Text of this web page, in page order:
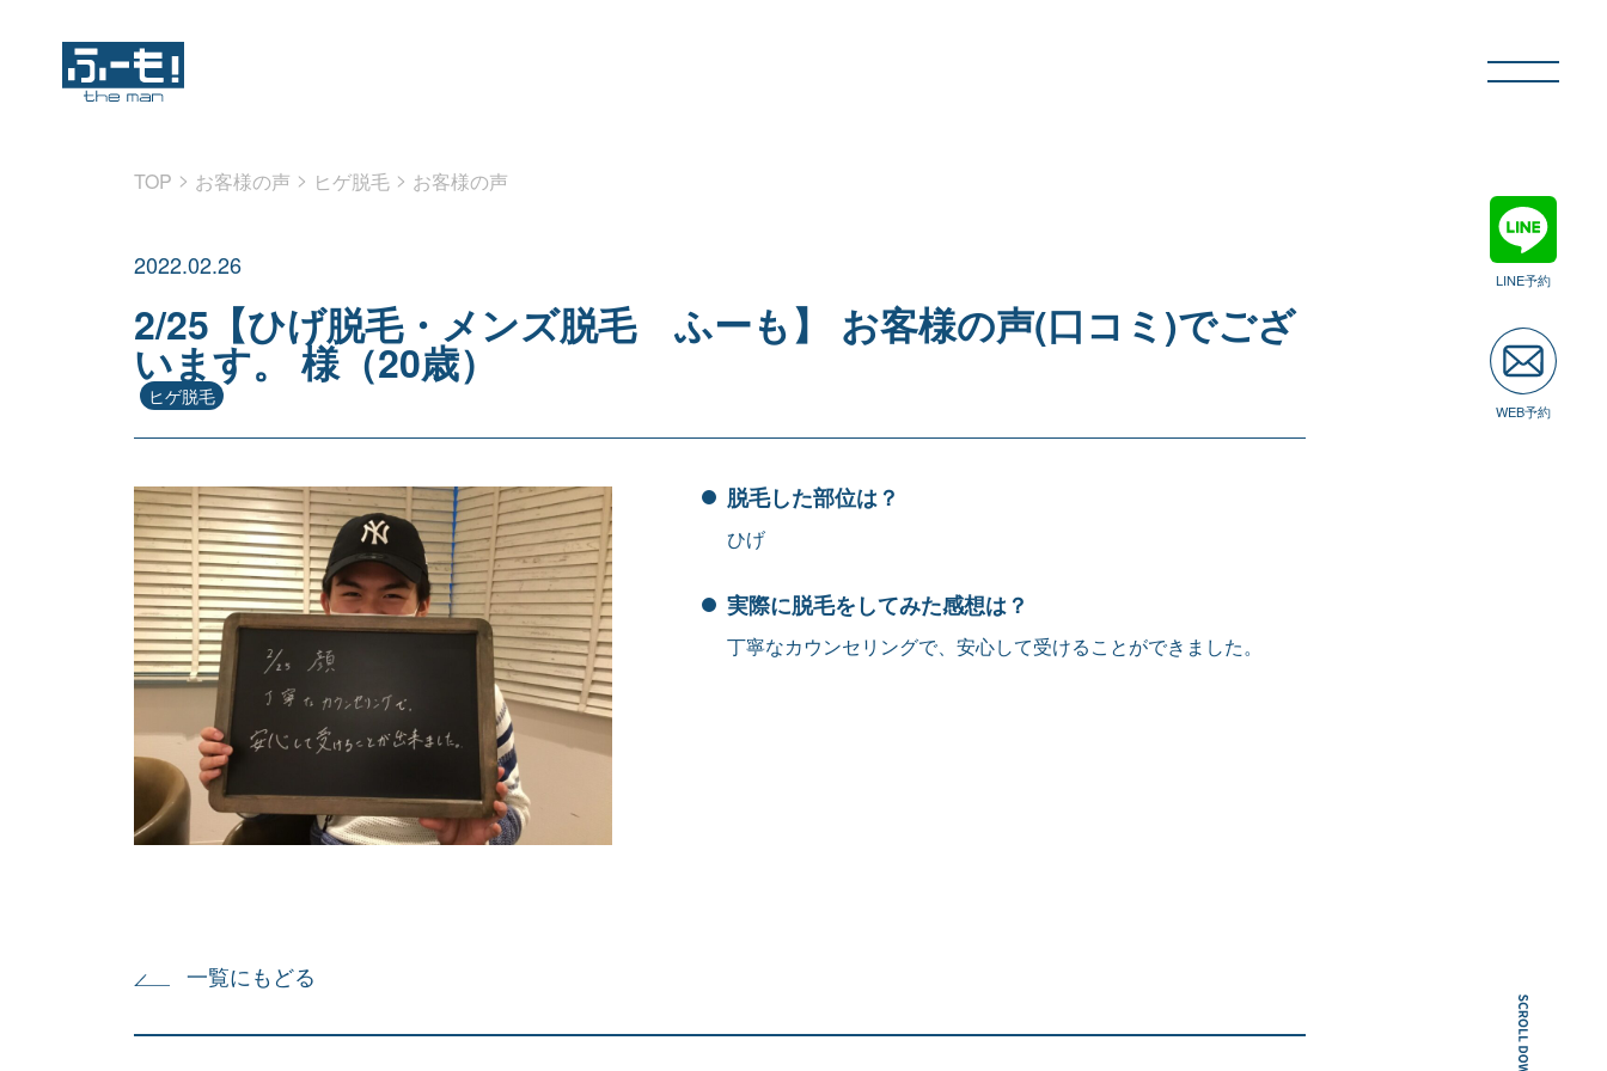
TOP > お客様の声 > ヒゲ脱毛 > お客様の声
2022.02.26
2/25【ひげ脱毛・メンズ脱毛 ふーも】 お客様の声(口コミ)でござ
います。 様（20歳）
ヒゲ脱毛
脱毛した部位は？
ひげ
実際に脱毛をしてみた感想は？
丁寧なカウンセリングで、安心して受けることができました。
一覧にもどる
LINE予約
WEB予約